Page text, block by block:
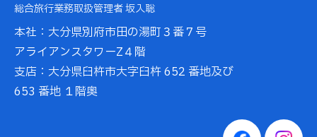
総合旅行業務取扱管理者 坂入聡
本社：大分県別府市田の湯町３番７号
アライアンスタワーZ４階
支店：大分県臼杵市大字臼杵 652 番地及び
653 番地 １階奥